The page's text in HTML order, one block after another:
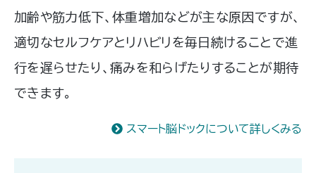
加齢や筋力低下、体重増加などが主な原因ですが、
適切なセルフケアとリハビリを毎日続けることで進
行を遅らせたり、痛みを和らげたりすることが期待
できます。
スマート脳ドックについて詳しくみる